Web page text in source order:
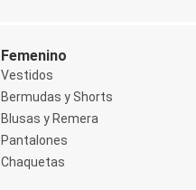
Femenino
Vestidos
Bermudas y Shorts
Blusas y Remera
Pantalones
Chaquetas